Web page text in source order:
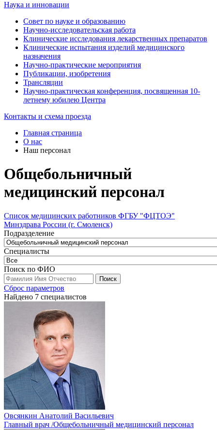
Наука и инновации
Совет по науке и образованию
Научно-исследовательская работа
Клинические исследования лекарственных препаратов
Клинические испытания изделий медицинского
назначения
Научно-практические мероприятия
Публикации, изобретения
Трансляции
Научно-практическая конференция, посвященная 10-
летнему юбилею Центра
Контакты и схема проезда
Главная страница
О нас
Наш персонал
Общебольничный
медицинский персонал
Список медицинских работников ФГБУ "ФЦТОЭ"
Минздрава России (г. Смоленск)
Подразделение
Специалисты
Поиск по ФИО
Сброс параметров
Найдено 7 специалистов
Овсянкин Анатолий Васильевич
Главный врач /Общебольничный медицинский персонал